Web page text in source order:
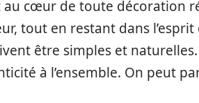
au cœur de toute décoration
tout en restant dans
être simples et
à l’ensemble. On peut